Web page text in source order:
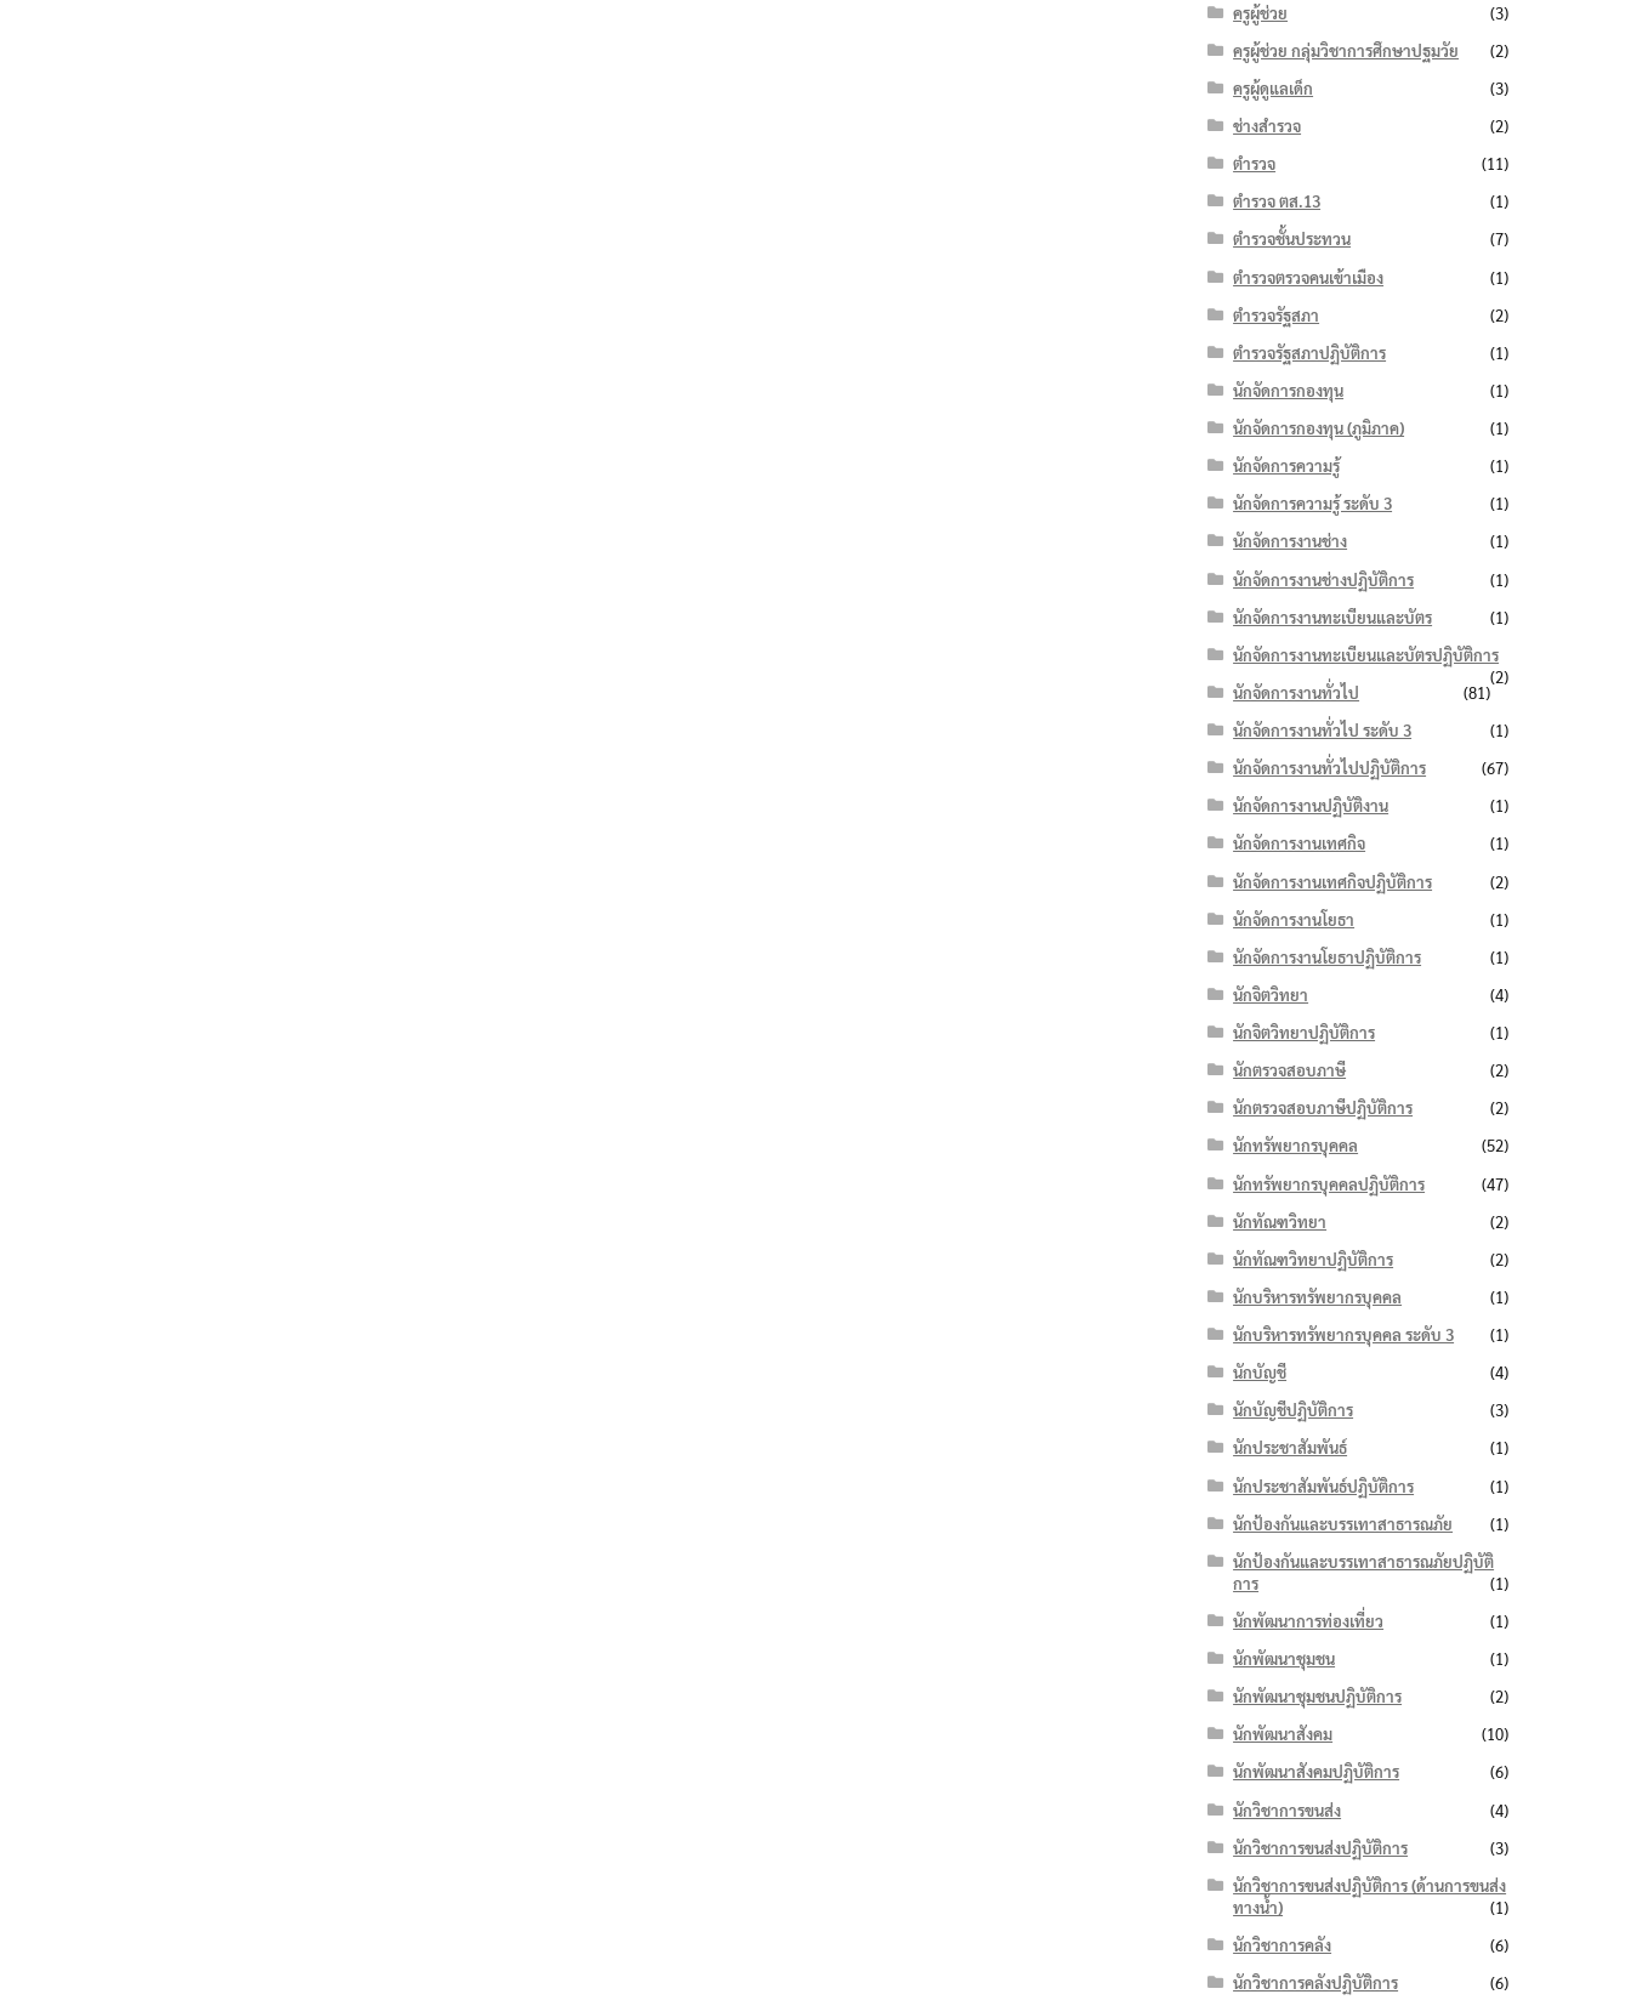
ครูผู้ช่วย
(3)
ครูผู้ช่วย กลุ่มวิชาการศึกษาปฐมวัย
(2)
ครูผู้ดูแลเด็ก
(3)
ช่างสำรวจ
(2)
ตำรวจ
(11)
ตำรวจ ตส.13
(1)
ตำรวจชั้นประทวน
(7)
ตำรวจตรวจคนเข้าเมือง
(1)
ตำรวจรัฐสภา
(2)
ตำรวจรัฐสภาปฏิบัติการ
(1)
นักจัดการกองทุน
(1)
นักจัดการกองทุน (ภูมิภาค)
(1)
นักจัดการความรู้
(1)
นักจัดการความรู้ ระดับ 3
(1)
นักจัดการงานช่าง
(1)
นักจัดการงานช่างปฏิบัติการ
(1)
นักจัดการงานทะเบียนและบัตร
(1)
นักจัดการงานทะเบียนและบัตรปฏิบัติการ
(2)
นักจัดการงานทั่วไป
(81)
นักจัดการงานทั่วไป ระดับ 3
(1)
นักจัดการงานทั่วไปปฏิบัติการ
(67)
นักจัดการงานปฏิบัติงาน
(1)
นักจัดการงานเทศกิจ
(1)
นักจัดการงานเทศกิจปฏิบัติการ
(2)
นักจัดการงานโยธา
(1)
นักจัดการงานโยธาปฏิบัติการ
(1)
นักจิตวิทยา
(4)
นักจิตวิทยาปฏิบัติการ
(1)
นักตรวจสอบภาษี
(2)
นักตรวจสอบภาษีปฏิบัติการ
(2)
นักทรัพยากรบุคคล
(52)
นักทรัพยากรบุคคลปฏิบัติการ
(47)
นักทัณฑวิทยา
(2)
นักทัณฑวิทยาปฏิบัติการ
(2)
นักบริหารทรัพยากรบุคคล
(1)
นักบริหารทรัพยากรบุคคล ระดับ 3
(1)
นักบัญชี
(4)
นักบัญชีปฏิบัติการ
(3)
นักประชาสัมพันธ์
(1)
นักประชาสัมพันธ์ปฏิบัติการ
(1)
นักป้องกันและบรรเทาสาธารณภัย
(1)
นักป้องกันและบรรเทาสาธารณภัยปฏิบัติ
การ
(1)
นักพัฒนาการท่องเที่ยว
(1)
นักพัฒนาชุมชน
(1)
นักพัฒนาชุมชนปฏิบัติการ
(2)
นักพัฒนาสังคม
(10)
นักพัฒนาสังคมปฏิบัติการ
(6)
นักวิชาการขนส่ง
(4)
นักวิชาการขนส่งปฏิบัติการ
(3)
นักวิชาการขนส่งปฏิบัติการ (ด้านการขนส่ง
ทางน้ำ)
(1)
นักวิชาการคลัง
(6)
นักวิชาการคลังปฏิบัติการ
(6)